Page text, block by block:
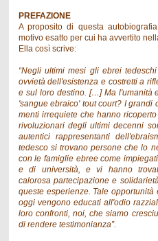
PREFAZIONE
A proposito di questa
motivo esatto per cui ha avvertito
Ella così scrive:
“Negli ultimi mesi gli ebrei
ovvietà dell'esistenza e costretti a
e sul loro destino. […] Ma l'umanità
'sangue ebraico' tout court? I grandi
menti irrequiete che hanno
rivoluzionari degli ultimi decenni
autentici rappresentanti
tedesco si trovano persone che lo
con le famiglie ebree come
e di università, e vi hanno
calorosa partecipazione e
queste esperienze. Tale
oggi vengono educati all'odio
loro confronti, noi, che siamo
di rendere testimonianza”.